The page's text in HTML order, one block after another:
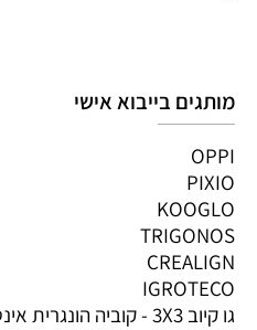
מותגים בייבוא אישי
OPPI
PIXIO
KOOGLO
TRIGONOS
CREALIGN
IGROTECO
גו קיוב 3X3 - קוביה הונגרית אינטראקטיבית